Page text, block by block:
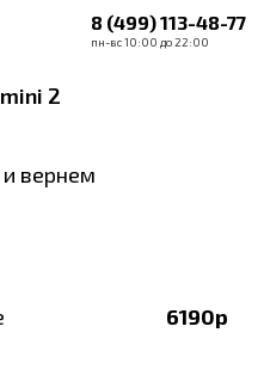
8 (499) 113-48-77
пн-вс 10:00 до 22:00
2
вернем
6190р